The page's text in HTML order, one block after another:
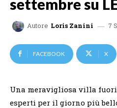
settembre su
Autore Loris Zanini 7
FACEBOOK X
Una meravigliosa villa
esperti per il giorno più